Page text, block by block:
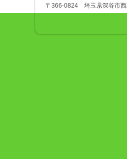
深谷市観光協会
〒366-0824 埼玉県深谷市